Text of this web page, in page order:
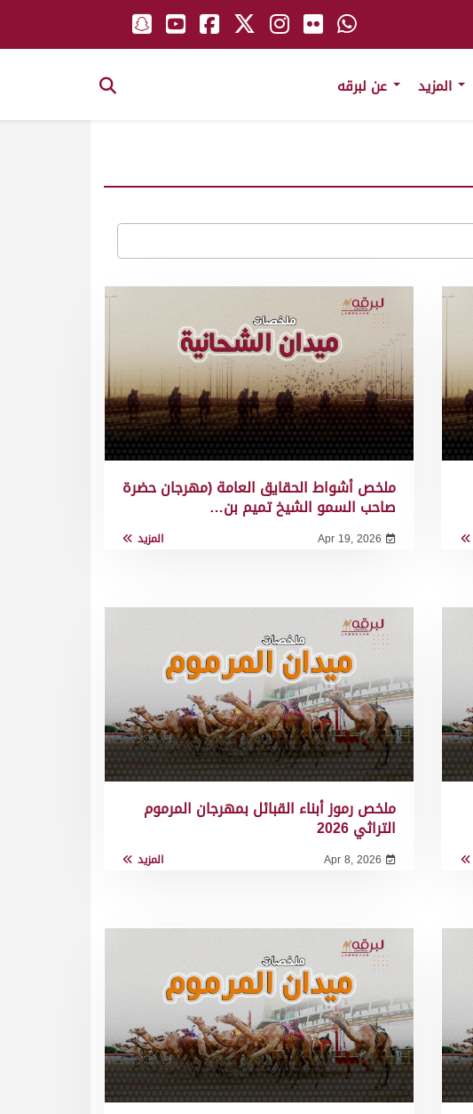
ملخص أشواط الحقايق العامة (مهرجان حضرة
صاحب السمو الشيخ تميم بن…
Apr 19, 2026 المزيد
ملخص رموز أبناء القبائل بمهرجان المرموم
التراثي 2026
Apr 8, 2026 المزيد